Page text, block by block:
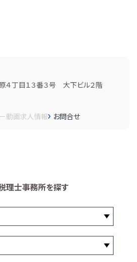
４丁目１３番３号 大下ビル２階
動画求人情報 お問合せ
理士事務所を探す